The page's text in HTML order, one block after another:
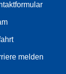
melden